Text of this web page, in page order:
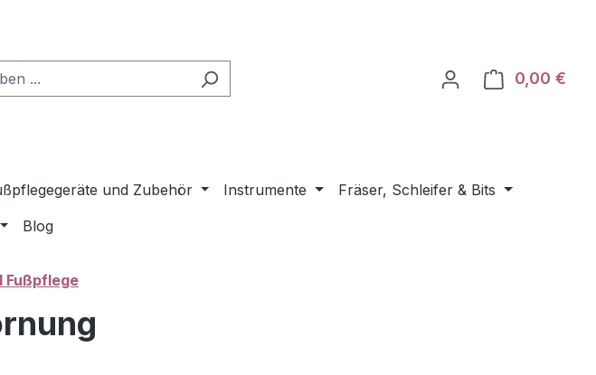
0,00 €
und Zubehör Instrumente
Fräser, Schleifer & Bits
Blog
Fußpflege